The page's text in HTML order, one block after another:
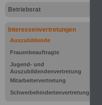
Betriebsrat
Interessenvertretungen
Auszubildende
Frauenbeauftragte
Jugend- und
Auszubildendenvertretung
Mitarbeitervertretung
Schwerbehindertenvertretung